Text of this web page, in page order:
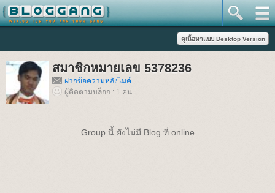
สมาชิกหมายเลข 5378236
ฝากข้อความหลังไมค์
ผู้ติดตามบล็อก : 1 คน
Group นี้ ยังไม่มี Blog ที่ online